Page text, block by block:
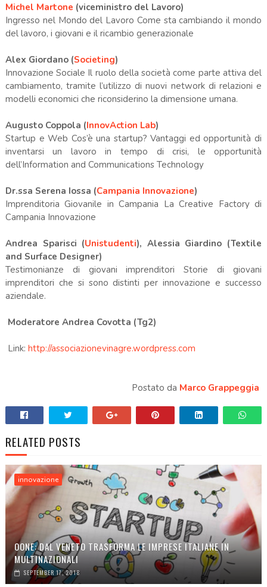
Michel Martone (viceministro del Lavoro)
Ingresso nel Mondo del Lavoro Come sta cambiando il mondo
del lavoro, i giovani e il ricambio generazionale
Alex Giordano (Societing)
Innovazione Sociale Il ruolo della società come parte attiva del
cambiamento, tramite l’utilizzo di nuovi network di relazioni e
modelli economici che riconsiderino la dimensione umana.
Augusto Coppola (InnovAction Lab)
Startup e Web Cos’è una startup? Vantaggi ed opportunità di
inventarsi un lavoro in tempo di crisi, le opportunità
dell’Information and Communications Technology
Dr.ssa Serena Iossa (Campania Innovazione)
Imprenditoria Giovanile in Campania La Creative Factory di
Campania Innovazione
Andrea Sparisci (Unistudenti), Alessia Giardino (Textile
and Surface Designer)
Testimonianze di giovani imprenditori Storie di giovani
imprenditori che si sono distinti per innovazione e successo
aziendale.
Moderatore Andrea Covotta (Tg2)
Link: http://associazionevinagre.wordpress.com
Postato da Marco Grappeggia
RELATED POSTS
innovazione
OONE: DAL VENETO TRASFORMA LE IMPRESE ITALIANE IN
MULTINAZIONALI
SEPTEMBER 17, 2018